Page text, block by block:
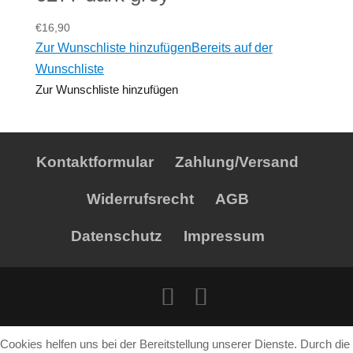
€16,90
Zur Wunschliste hinzufügenBereits auf der
Wunschliste
Zur Wunschliste hinzufügen
Kontaktformular Zahlung/Versand
Widerrufsrecht AGB
Datenschutz Impressum
Cookies helfen uns bei der Bereitstellung unserer Dienste. Durch die